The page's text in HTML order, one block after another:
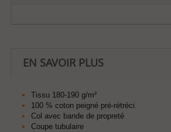
EN SAVOIR PLUS
Tissu 180-190 g/m²
100 % coton peigné pré-rétréci.
Col avec bande de propreté
Coupe tubulaire